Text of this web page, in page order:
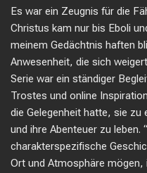
Es war ein Zeugnis für die
Christus kam nur bis Eboli
meinem Gedächtnis haften
Anwesenheit, die sich
Serie war ein ständiger
Trostes und online
die Gelegenheit hatte, sie zu
und ihre Abenteuer zu leben.
charakterspezifische
Ort und Atmosphäre